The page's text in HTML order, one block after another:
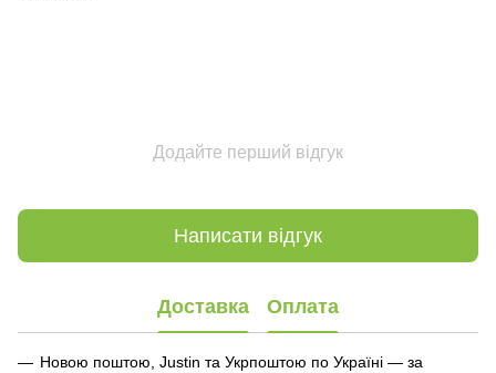
Додайте перший відгук
Написати відгук
Доставка Оплата
Новою поштою, Justin та Укрпоштою по Україні — за